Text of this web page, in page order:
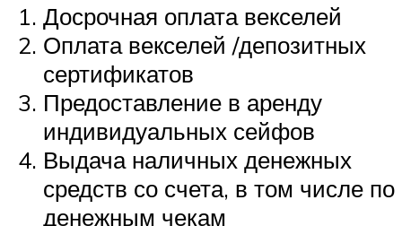
Досрочная оплата векселей
Оплата векселей /депозитных
сертификатов
Предоставление в аренду
индивидуальных сейфов
Выдача наличных денежных
средств со счета, в том числе по
денежным чекам